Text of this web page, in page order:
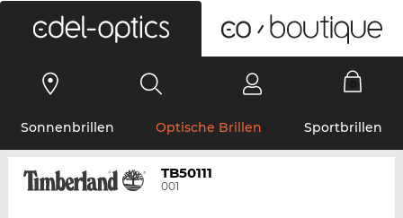
Sonnenbrillen Optische Brillen Sportbrillen
TB50111
001